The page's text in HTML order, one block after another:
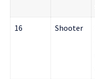
16 Shooter